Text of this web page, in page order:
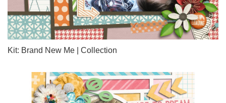
Kit: Brand New Me | Collection